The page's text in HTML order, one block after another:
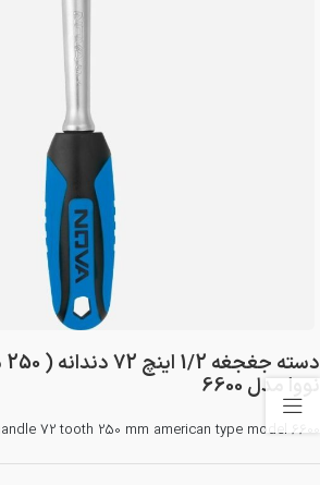
نووا مدل 6600
72 tooth 250 mm american type model 6600